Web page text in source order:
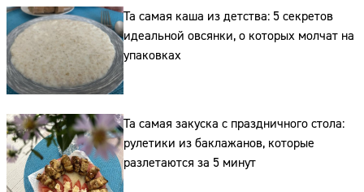
Та самая каша из детства: 5 секретов
идеальной овсянки, о которых молчат на
упаковках
Та самая закуска с праздничного стола:
рулетики из баклажанов, которые
разлетаются за 5 минут